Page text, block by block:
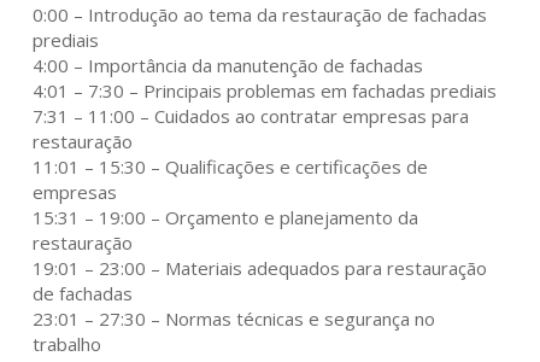
0:00 – Introdução ao tema da restauração de fachadas
prediais
4:00 – Importância da manutenção de fachadas
4:01 – 7:30 – Principais problemas em fachadas prediais
7:31 – 11:00 – Cuidados ao contratar empresas para
restauração
11:01 – 15:30 – Qualificações e certificações de
empresas
15:31 – 19:00 – Orçamento e planejamento da
restauração
19:01 – 23:00 – Materiais adequados para restauração
de fachadas
23:01 – 27:30 – Normas técnicas e segurança no
trabalho